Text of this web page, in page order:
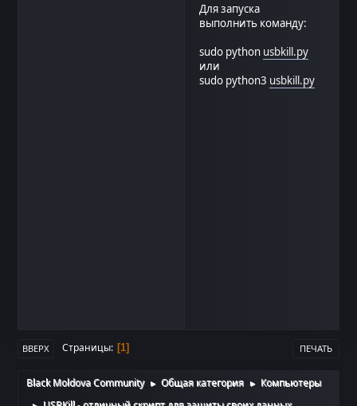
Для запуска
выполнить команду:
sudo python usbkill.py
или
sudo python3 usbkill.py
ПЕЧАТЬ
ВВЕРХ Страницы 1
Black Moldova Community ► Общая категория ► Компьютеры